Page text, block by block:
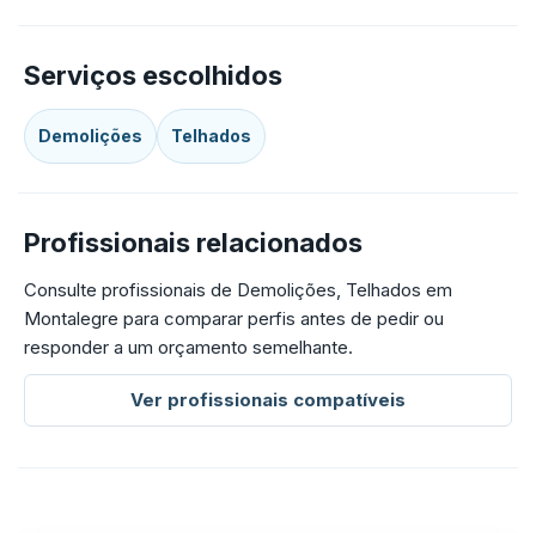
Serviços escolhidos
Demolições Telhados
Profissionais relacionados
Consulte profissionais de Demolições, Telhados em
Montalegre para comparar perfis antes de pedir ou
responder a um orçamento semelhante.
Ver profissionais compatíveis